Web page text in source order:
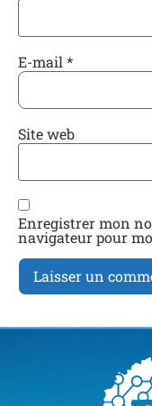
E-mail *
Site web
Enregistrer mon
navigateur pour